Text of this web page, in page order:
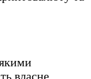
власне